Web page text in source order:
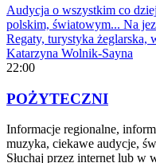
Audycja o wszystkim co
polskim, światowym... Na
Regaty, turystyka żeglarska,
Katarzyna Wolnik-Sayna
22:00
POŻYTECZNI
Informacje regionalne,
muzyka, ciekawe audycje,
Słuchaj przez internet lub w